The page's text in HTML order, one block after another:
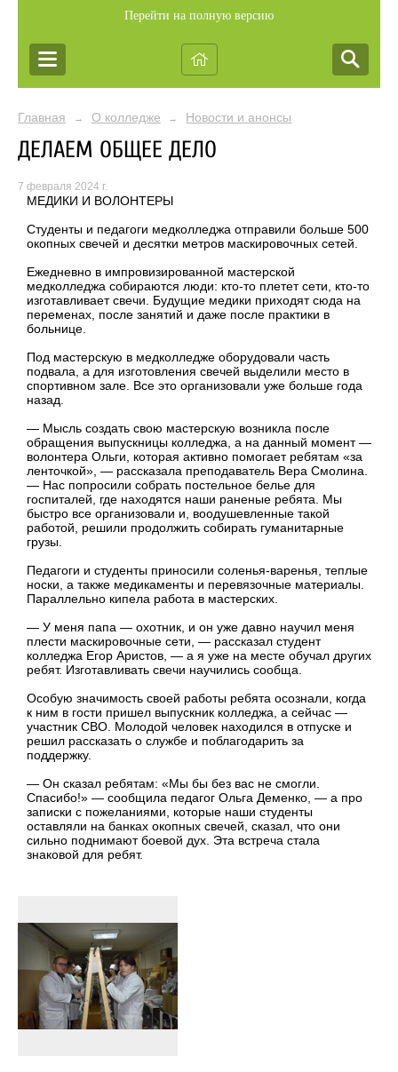
Перейти на полную версию
Главная → О колледже → Новости и анонсы
ДЕЛАЕМ ОБЩЕЕ ДЕЛО
7 февраля 2024 г.
МЕДИКИ И ВОЛОНТЕРЫ
Студенты и педагоги медколледжа отправили больше 500
окопных свечей и десятки метров маскировочных сетей.
Ежедневно в импровизированной мастерской
медколледжа собираются люди: кто-то плетет сети, кто-то
изготавливает свечи. Будущие медики приходят сюда на
переменах, после занятий и даже после практики в
больнице.
Под мастерскую в медколледже оборудовали часть
подвала, а для изготовления свечей выделили место в
спортивном зале. Все это организовали уже больше года
назад.
— Мысль создать свою мастерскую возникла после
обращения выпускницы колледжа, а на данный момент —
волонтера Ольги, которая активно помогает ребятам «за
ленточкой», — рассказала преподаватель Вера Смолина.
— Нас попросили собрать постельное белье для
госпиталей, где находятся наши раненые ребята. Мы
быстро все организовали и, воодушевленные такой
работой, решили продолжить собирать гуманитарные
грузы.
Педагоги и студенты приносили соленья-варенья, теплые
носки, а также медикаменты и перевязочные материалы.
Параллельно кипела работа в мастерских.
— У меня папа — охотник, и он уже давно научил меня
плести маскировочные сети, — рассказал студент
колледжа Егор Аристов, — а я уже на месте обучал других
ребят. Изготавливать свечи научились сообща.
Особую значимость своей работы ребята осознали, когда
к ним в гости пришел выпускник колледжа, а сейчас —
участник СВО. Молодой человек находился в отпуске и
решил рассказать о службе и поблагодарить за
поддержку.
— Он сказал ребятам: «Мы бы без вас не смогли.
Спасибо!» — сообщила педагог Ольга Деменко, — а про
записки с пожеланиями, которые наши студенты
оставляли на банках окопных свечей, сказал, что они
сильно поднимают боевой дух. Эта встреча стала
знаковой для ребят.